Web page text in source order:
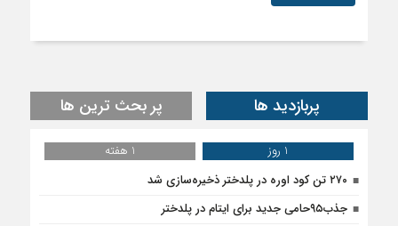
پربازدید ها پر بحث ترین ها
1 روز
1 هفته
۲۷۰ تن کود اوره در پلدختر ذخیره‌سازی شد
جذب۹۵حامی جدید برای ایتام در پلدختر